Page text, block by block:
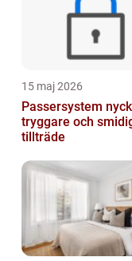
15 maj 2026
Passersystem nyckeln till
tryggare och
tillträde